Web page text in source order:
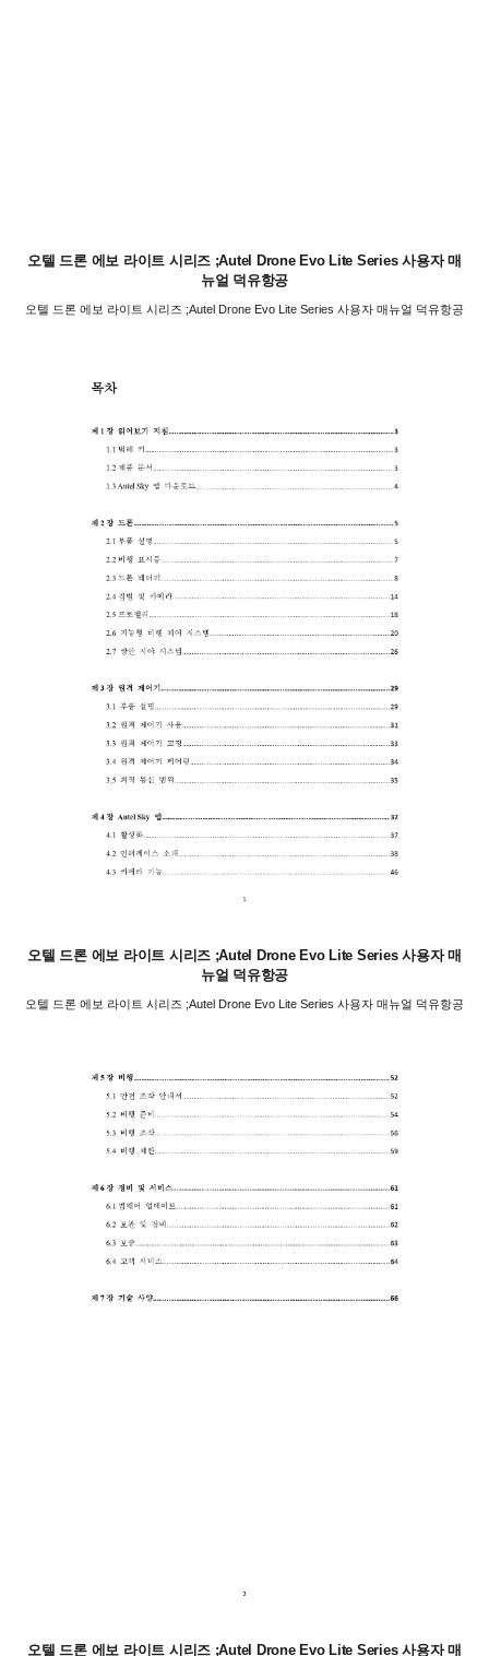
오텔 드론 에보 라이트 시리즈 ;Autel Drone Evo Lite Series 사용자 매
뉴얼 덕유항공
오텔 드론 에보 라이트 시리즈 ;Autel Drone Evo Lite Series 사용자 매뉴얼 덕유항공
오텔 드론 에보 라이트 시리즈 ;Autel Drone Evo Lite Series 사용자 매
뉴얼 덕유항공
오텔 드론 에보 라이트 시리즈 ;Autel Drone Evo Lite Series 사용자 매뉴얼 덕유항공
오텔 드론 에보 라이트 시리즈 ;Autel Drone Evo Lite Series 사용자 매